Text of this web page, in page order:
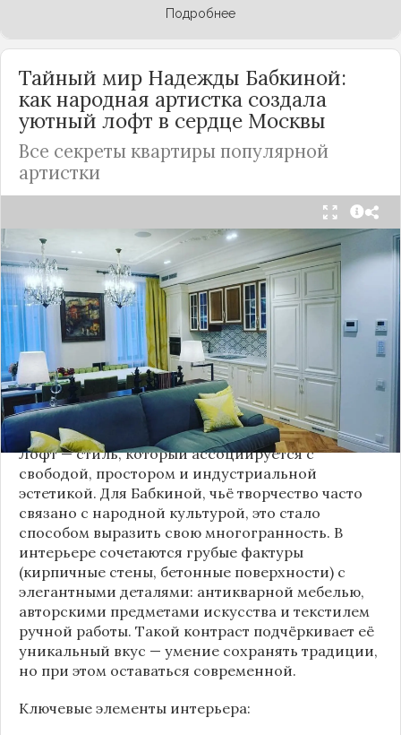
Подробнее
Тайный мир Надежды Бабкиной:
как народная артистка создала
уютный лофт в сердце Москвы
Все секреты квартиры популярной
артистки
Народная артисткаРоссииНадежда Бабкина,
известная своей любовью к традиционному
стилю и народной эстетике, удивила
поклонников, выбрав для своей новой
московской квартиры современный стиль лофт.
Это решение стало настоящим откровением,
демонстрирующим её умение сочетать классику
и актуальные тенденции. Подробности о
проекте раскрывает канал “DOMEO | РЕМОНТ
КВАРТИР | НЕДВИЖИМОСТЬ” 2.
Лофт — стиль, который ассоциируется с
свободой, простором и индустриальной
эстетикой. Для Бабкиной, чьё творчество часто
связано с народной культурой, это стало
способом выразить свою многогранность. В
интерьере сочетаются грубые фактуры
(кирпичные стены, бетонные поверхности) с
элегантными деталями: антикварной мебелью,
авторскими предметами искусства и текстилем
ручной работы. Такой контраст подчёркивает её
уникальный вкус — умение сохранять традиции,
но при этом оставаться современной.
Ключевые элементы интерьера: